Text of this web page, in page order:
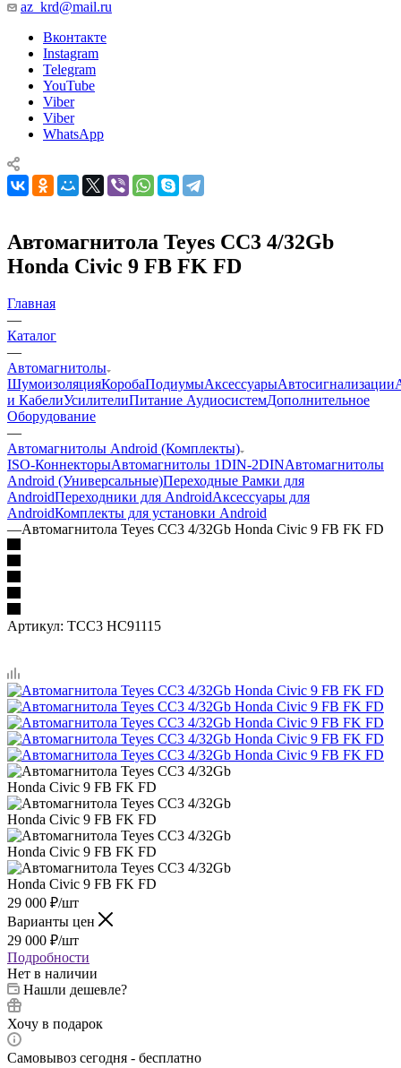
az_krd@mail.ru
Вконтакте
Instagram
Telegram
YouTube
Viber
Viber
WhatsApp
Автомагнитола Teyes CC3 4/32Gb
Honda Civic 9 FB FK FD
Главная
—
Каталог
—
Автомагнитолы
ШумоизоляцияКоробаПодиумыАксессуарыАвтосигнализации
и КабелиУсилителиПитание АудиосистемДополнительное
Оборудование
—
Автомагнитолы Android (Комплекты)
ISO-КоннекторыАвтомагнитолы 1DIN-2DINАвтомагнитолы
Android (Универсальные)Переходные Рамки для
AndroidПереходники для AndroidАксессуары для
AndroidКомплекты для установки Android
—Автомагнитола Teyes CC3 4/32Gb Honda Civic 9 FB FK FD
Артикул: TCC3 HC91115
29 000 ₽/шт
Варианты цен
29 000 ₽/шт
Подробности
Нет в наличии
Нашли дешевле?
Хочу в подарок
Самовывоз сегодня - бесплатно